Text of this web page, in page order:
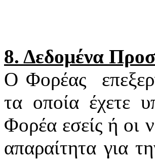
8. Δεδομένα
Ο Φορέας
τα οποία έχετε
Φορέα εσείς ή οι
απαραίτητα για